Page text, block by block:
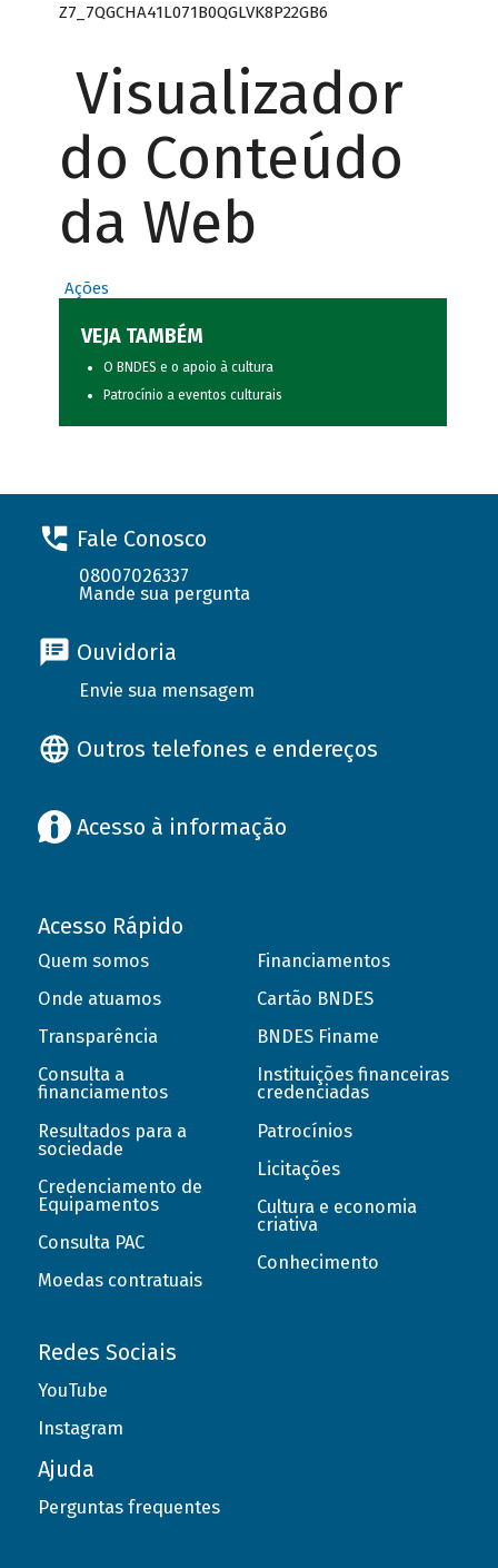
Z7_7QGCHA41L071B0QGLVK8P22GB6
Visualizador
do Conteúdo
da Web
Ações
VEJA TAMBÉM
O BNDES e o apoio à cultura
Patrocínio a eventos culturais
Fale Conosco
08007026337
Mande sua pergunta
Ouvidoria
Envie sua mensagem
Outros telefones e endereços
Acesso à informação
Acesso Rápido
Quem somos
Onde atuamos
Transparência
Consulta a
financiamentos
Resultados para a
sociedade
Credenciamento de
Equipamentos
Consulta PAC
Moedas contratuais
Financiamentos
Cartão BNDES
BNDES Finame
Instituições financeiras
credenciadas
Patrocínios
Licitações
Cultura e economia
criativa
Conhecimento
Redes Sociais
YouTube
Instagram
Ajuda
Perguntas frequentes